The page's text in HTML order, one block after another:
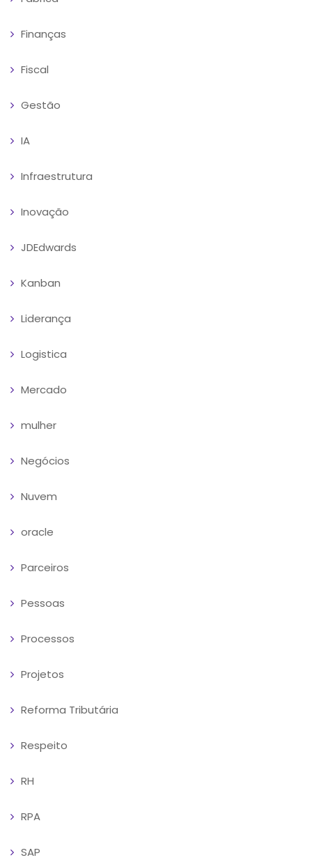
Finanças
Fiscal
Gestão
IA
Infraestrutura
Inovação
JDEdwards
Kanban
Liderança
Logistica
Mercado
mulher
Negócios
Nuvem
oracle
Parceiros
Pessoas
Processos
Projetos
Reforma Tributária
Respeito
RH
RPA
SAP